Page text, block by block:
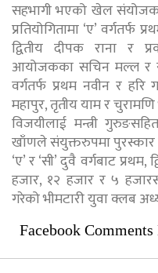
सहभागी भएको खेल
प्रतियोगितामा ‘ए’ वर्गतर्फ
द्वितीय दीपक राना र
आयोजकका सचिन मल्ल र
वर्गतर्फ प्रथम नवीन र
महापुर, तृतीय याम र चुरामणि
विजयीलाई मन्त्री
खाँणले संयुक्तरुपमा पुरस्कार
‘ए’ र ‘सी’ दुवै वर्गबाट
हजार, १२ हजार र ५
गरेको भीमटारी युवा क्लब
Facebook Comments